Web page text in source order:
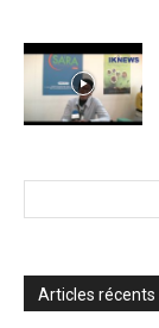
Articles récents